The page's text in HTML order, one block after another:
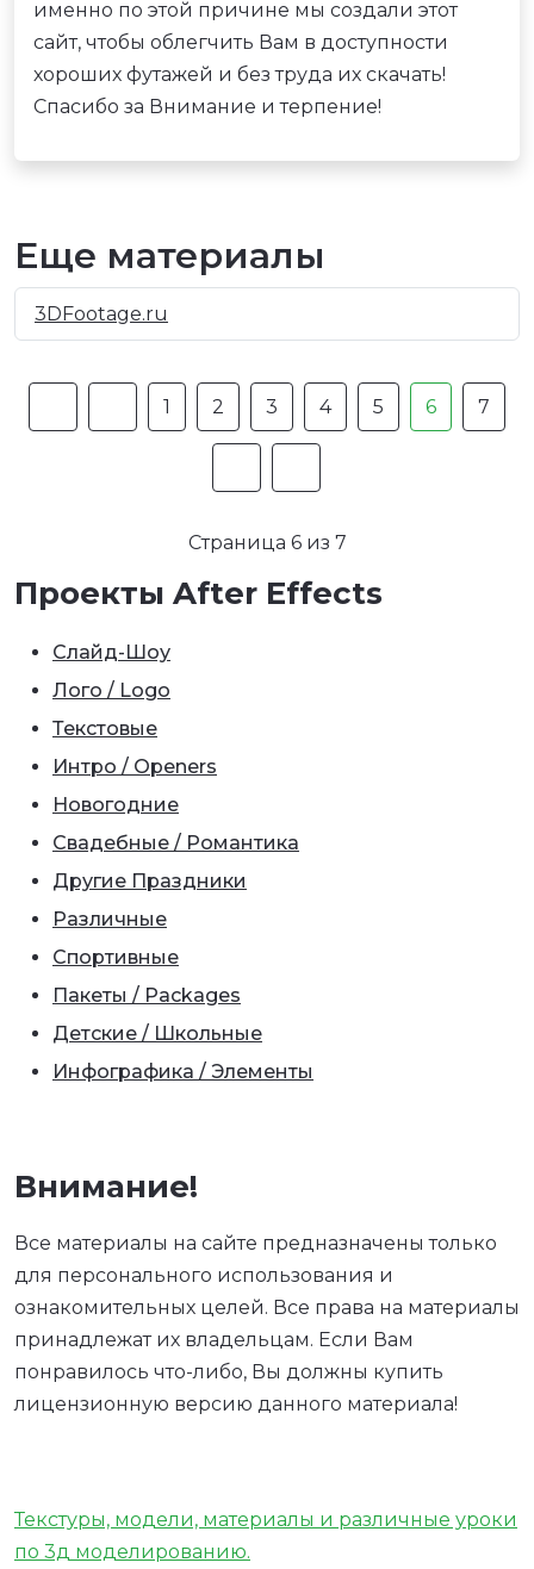
именно по этой причине мы создали этот
сайт, чтобы облегчить Вам в доступности
хороших футажей и без труда их скачать!
Спасибо за Внимание и терпение!
Еще материалы
3DFootage.ru
1 2 3 4 5 6 7
Страница 6 из 7
Проекты After Effects
Слайд-Шоу
Лого / Logo
Текстовые
Интро / Openers
Новогодние
Свадебные / Романтика
Другие Праздники
Различные
Спортивные
Пакеты / Packages
Детские / Школьные
Инфографика / Элементы
Внимание!
Все материалы на сайте предназначены только
для персонального использования и
ознакомительных целей. Все права на материалы
принадлежат их владельцам. Если Вам
понравилось что-либо, Вы должны купить
лицензионную версию данного материала!
Текстуры, модели, материалы и различные уроки
по 3д моделированию.